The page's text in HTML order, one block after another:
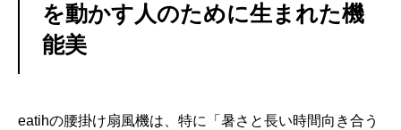
を動かす人のために生まれた機
能美
eatihの腰掛け扇風機は、特に「暑さと長い時間向き合う